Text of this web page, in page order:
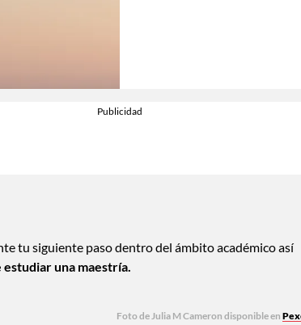
tu siguiente paso dentro del ámbito académico así
una maestría.
Foto de Julia M Cameron disponible en